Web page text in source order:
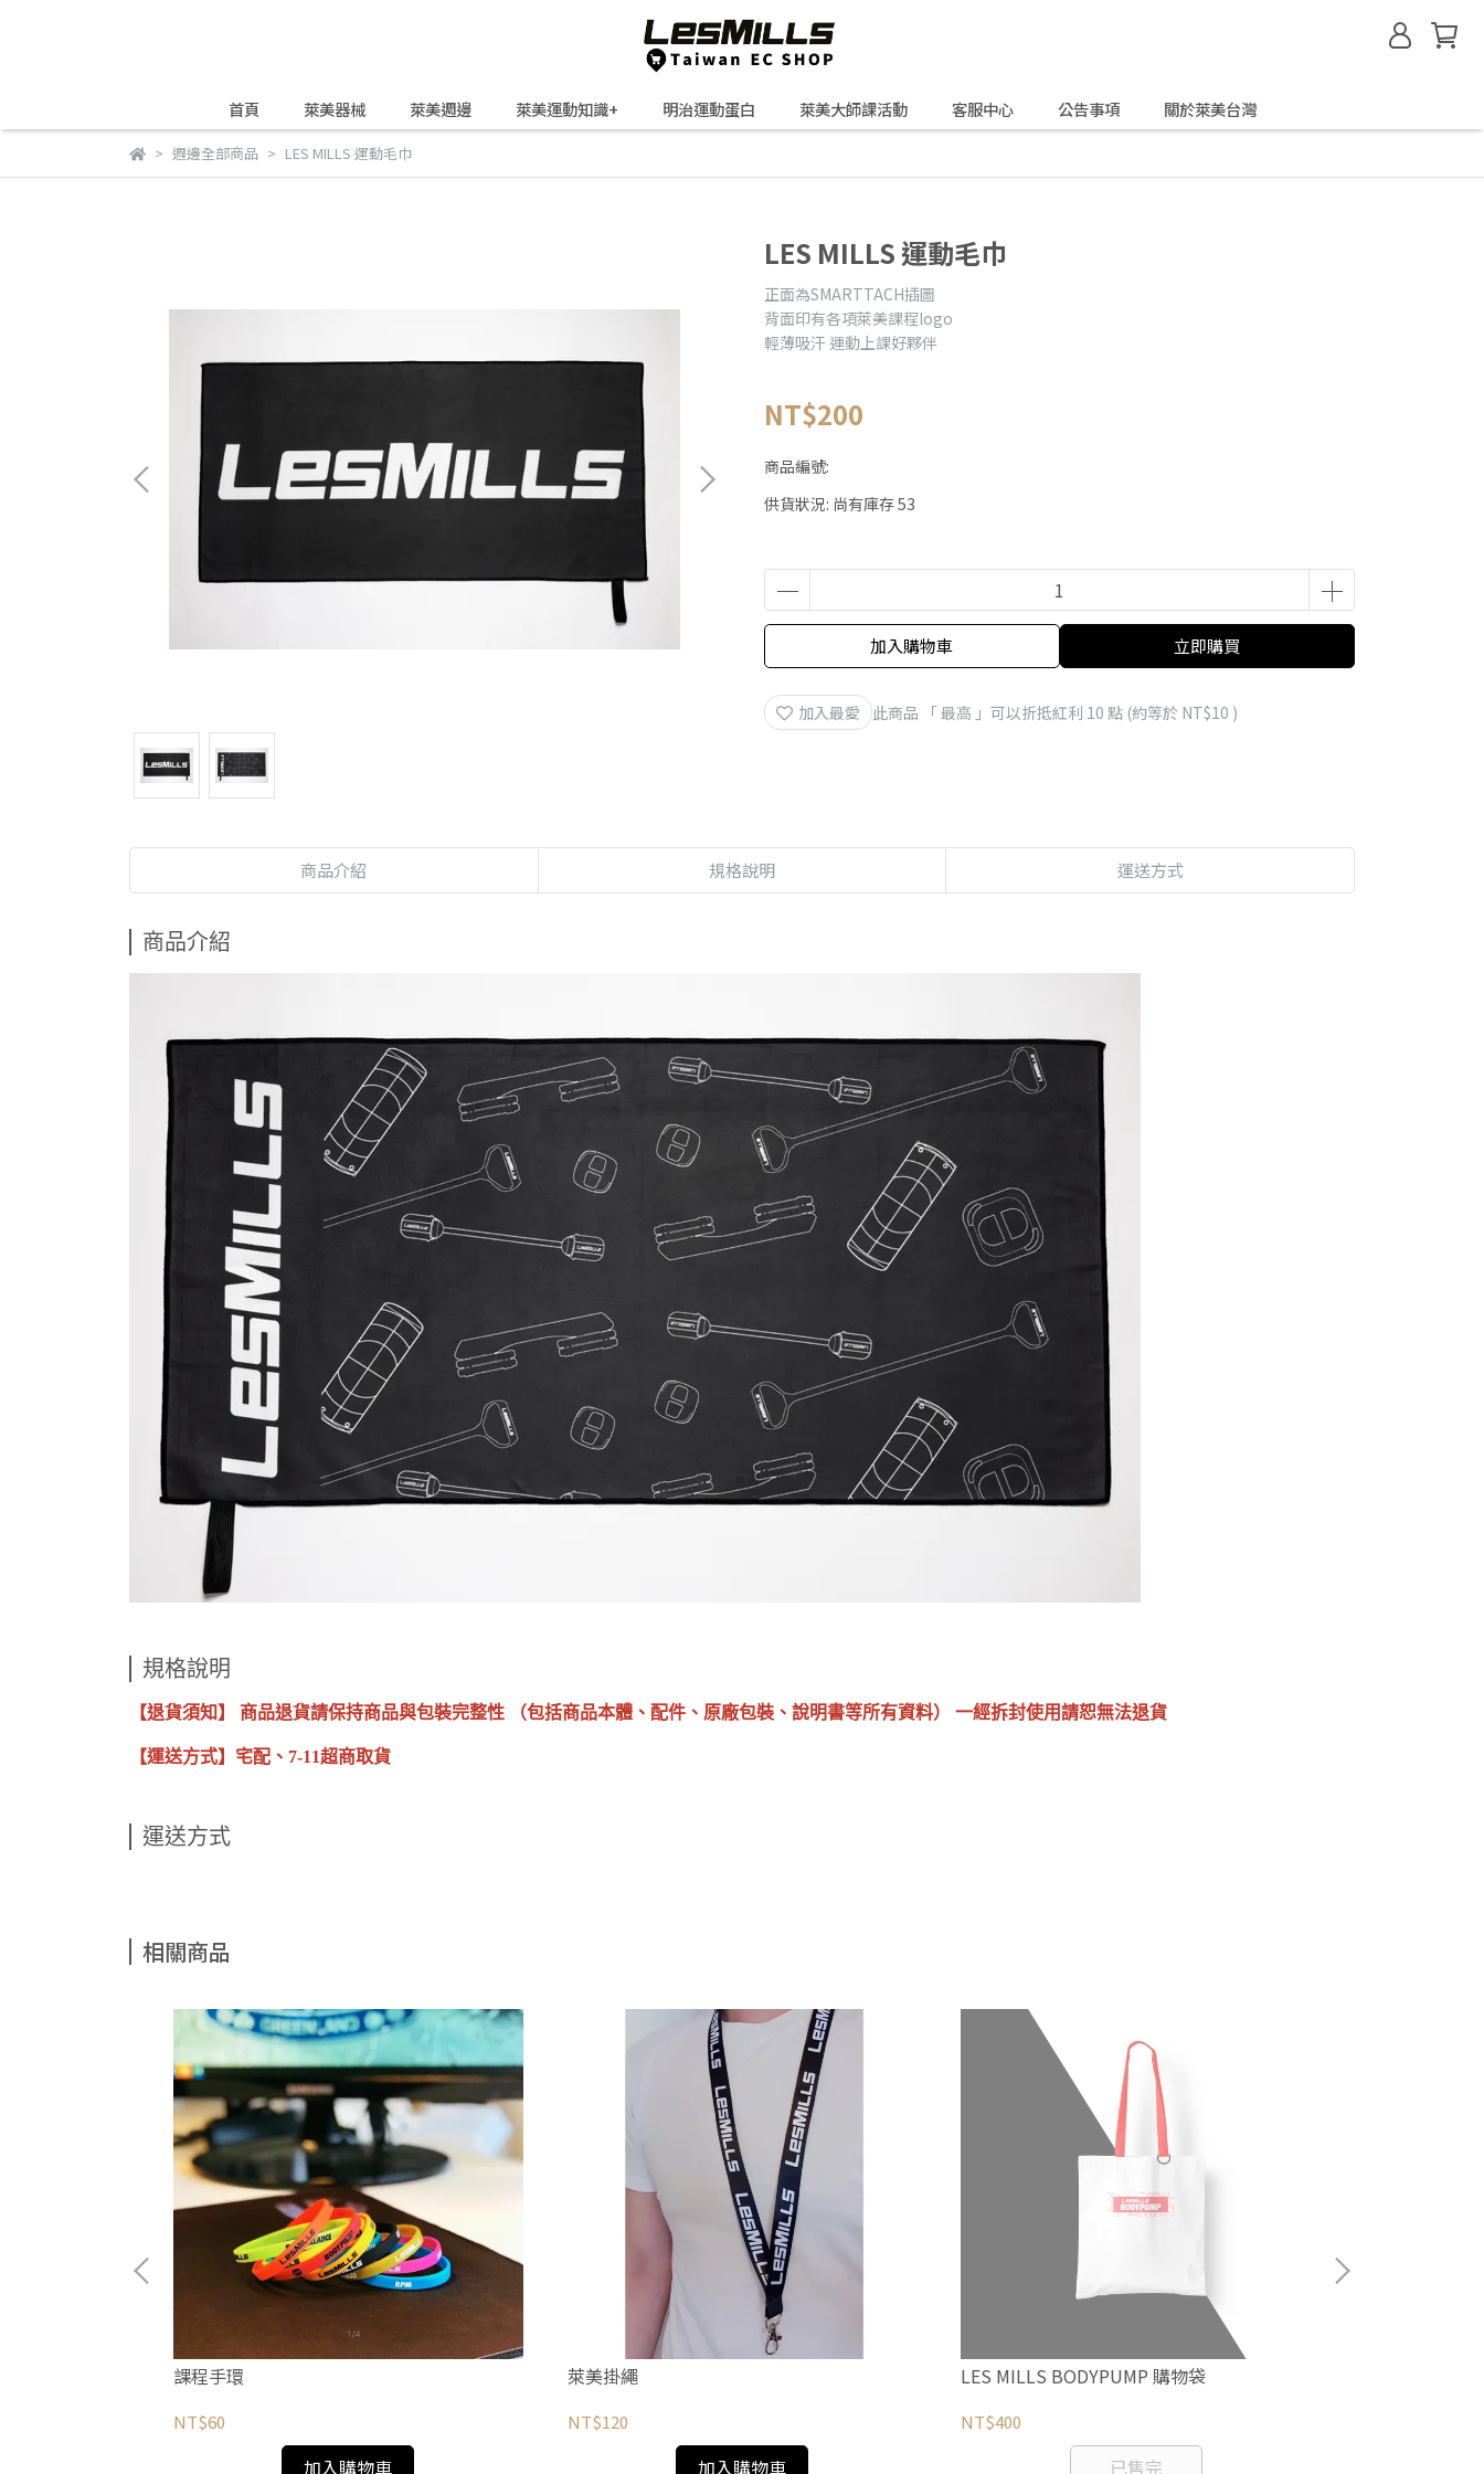
首頁 萊美器械 萊美週邊 萊美運動知識+ 明治運動蛋白 萊美大師課活動 客服中心 公告事項 關於萊美台灣
週邊全部商品 LES MILLS 運動毛巾
LES MILLS 運動毛巾
正面為SMARTTACH插圖
背面印有各項萊美課程logo
輕薄吸汗 運動上課好夥伴
NT$200
商品編號:
供貨狀況: 尚有庫存 53
加入購物車 立即購買
加入最愛 此商品 「 最高 」可以折抵紅利 10 點 (約等於 NT$10 )
商品介紹 規格說明 運送方式
商品介紹
規格說明
【退貨須知】 商品退貨請保持商品與包裝完整性 （包括商品本體、配件、原廠包裝、說明書等所有資料） 一經拆封使用請恕無法退貨
【運送方式】宅配、7-11超商取貨
運送方式
相關商品
課程手環
NT$60
加入購物車
萊美掛繩
NT$120
加入購物車
LES MILLS BODYPUMP 購物袋
NT$400
已售完